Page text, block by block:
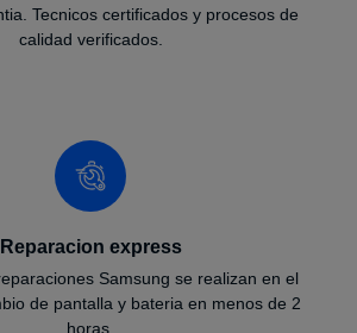
Tecnicos certificados y procesos de
calidad verificados.
Reparacion express
Samsung se realizan en el
de pantalla y bateria en menos de 2
horas.